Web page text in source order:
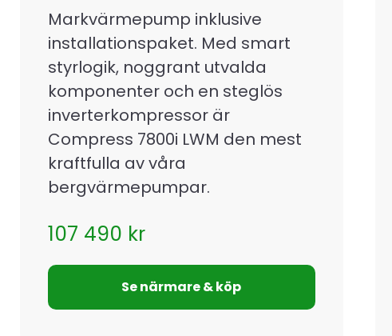
Markvärmepump inklusive
installationspaket. Med smart
styrlogik, noggrant utvalda
komponenter och en steglös
inverterkompressor är
Compress 7800i LWM den mest
kraftfulla av våra
bergvärmepumpar.
107 490 kr
Se närmare & köp